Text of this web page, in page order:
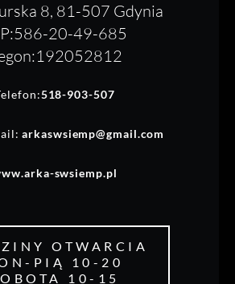
8, 81-507 Gdynia
20-49-685
518-903-507
arkaswsiemp@gmail.com
swsiemp.pl
OTWARCIA
PIĄ 10-20
10-15